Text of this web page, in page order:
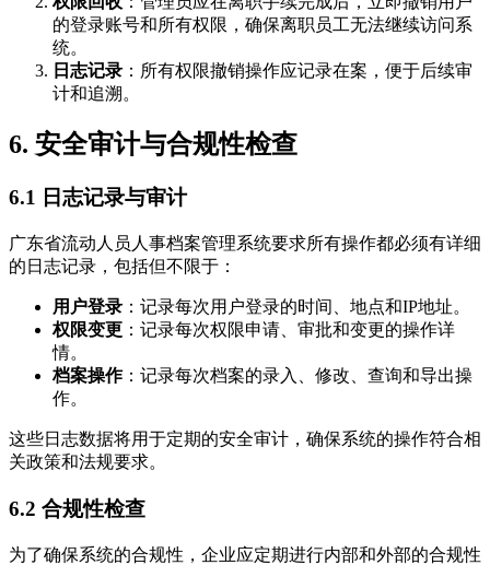
的登录账号和所有权限，确保离职员工无法继续访问系
统。
日志记录 ：所有权限撤销操作应记录在案，便于后续审
计和追溯。
6. 安全审计与合规性检查
6.1 日志记录与审计
广东省流动人员人事档案管理系统要求所有操作都必须有详细
的日志记录，包括但不限于：
用户登录 ：记录每次用户登录的时间、地点和IP地址。
权限变更 ：记录每次权限申请、审批和变更的操作详
情。
档案操作：记录每次档案的录入、修改、查询和导出操
作。
这些日志数据将用于定期的安全审计，确保系统的操作符合相
关政策和法规要求。
6.2 合规性检查
为了确保系统的合规性，企业应定期进行内部和外部的合规性